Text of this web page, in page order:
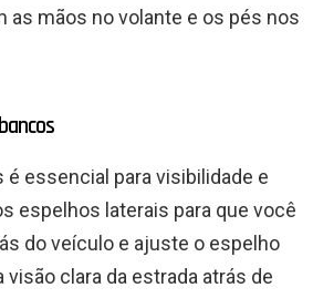
as mãos no volante e os pés nos
essencial para visibilidade e
espelhos laterais para que você
do veículo e ajuste o espelho
visão clara da estrada atrás de